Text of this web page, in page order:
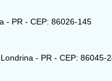
- PR - CEP: 86026-145
- PR - CEP: 86045-